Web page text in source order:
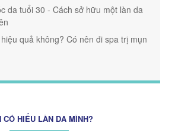
da tuổi 30 - Cách sở hữu một làn da
quả không? Có nên đi spa trị mụn
CÓ HIỂU LÀN DA MÌNH?